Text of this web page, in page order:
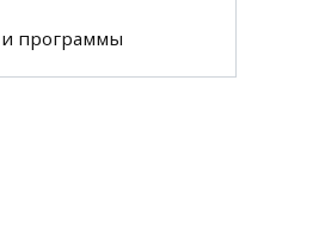
программы